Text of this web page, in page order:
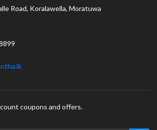
Road, Koralawella, Moratuwa
coupons and offers.